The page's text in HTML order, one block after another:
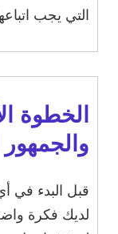
التي يجب
الخطوة
قبل البدء في
لديك فكرة